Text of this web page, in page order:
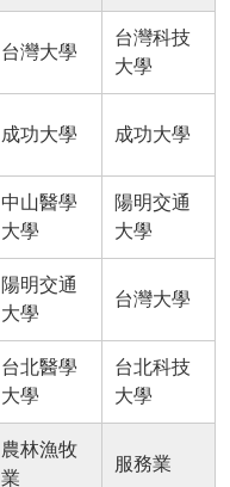
台灣大學
台灣科技
大學
成功大學 成功大學
中山醫學
大學
陽明交通
大學
陽明交通
大學
台灣大學
台北醫學
大學
台北科技
大學
農林漁牧
業
服務業